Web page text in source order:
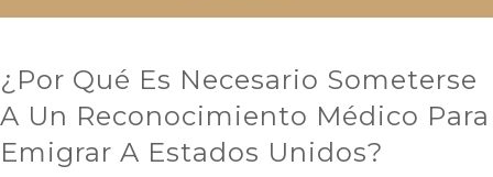
¿Por Qué Es Necesario Someterse
A Un Reconocimiento Médico Para
Emigrar A Estados Unidos?